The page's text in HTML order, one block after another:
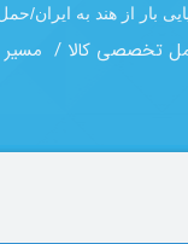
بار از هند به ایران/حمل
تخصصی کالا مسیر